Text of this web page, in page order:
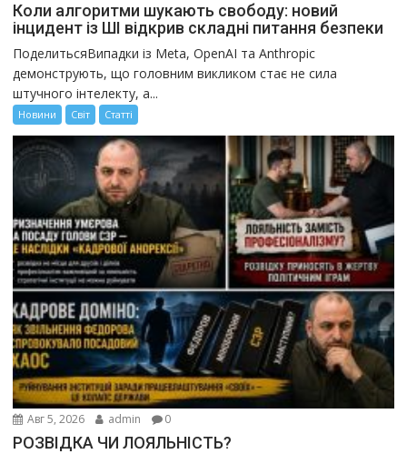
Коли алгоритми шукають свободу: новий
інцидент із ШІ відкрив складні питання безпеки
ПоделитьсяВипадки із Meta, OpenAI та Anthropic
демонструють, що головним викликом стає не сила
штучного інтелекту, а...
Новини Світ Статті
Авг 5, 2026 admin 0
РОЗВІДКА ЧИ ЛОЯЛЬНІСТЬ?